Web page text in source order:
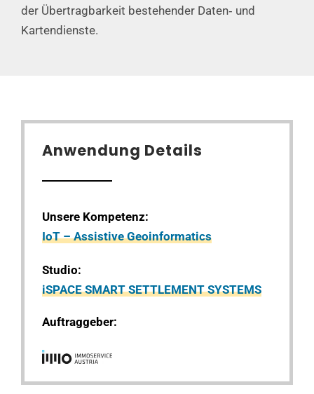
der Übertragbarkeit bestehender Daten‐ und
Kartendienste.
Anwendung Details
Unsere Kompetenz:
IoT – Assistive Geoinformatics
Studio:
iSPACE SMART SETTLEMENT SYSTEMS
Auftraggeber: